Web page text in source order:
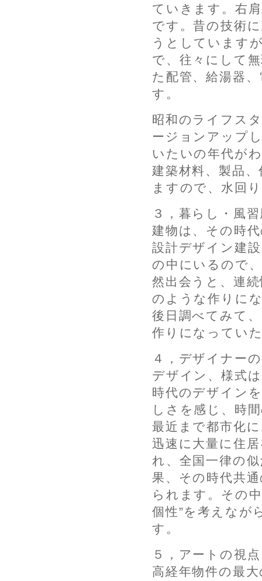
ていきます。右
です。昔の技術
うとしています
で、往々にして
た配管、給湯器
す。
昭和のライフス
ージョンアップ
いたいの年代が
建築材料、製品
ますので、水回
３，暮らし・風
建物は、その時
設計デザイン建
の中にいるので
然出会うと、連
のような作りに
後日調べてみて
作りになってい
４，デザイナ
デザイン、様式
時代のデザイン
しさを感じ、時
最近まで都市化
迅速に大量に住
れ、全国一律の
果、その時代共
られます。その
個性”を考えなが
す。
５，アートの視
高経年物件の最